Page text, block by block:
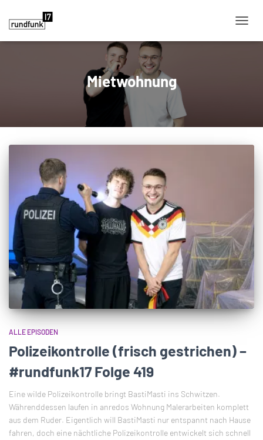
Mietwohnung
ALLE EPISODEN
Polizeikontrolle (frisch gestrichen) –
#rundfunk17 Folge 419
Eine wilde Polizeikontrolle bringt BastiMasti ins Schwitzen.
Währenddessen laufen in anredos Wohnung Malerarbeiten komplett
aus dem Ruder. Eigentlich will BastiMasti nur entspannt nach Hause
fahren, doch eine nächtliche Polizeikontrolle entwickelt sich schnell